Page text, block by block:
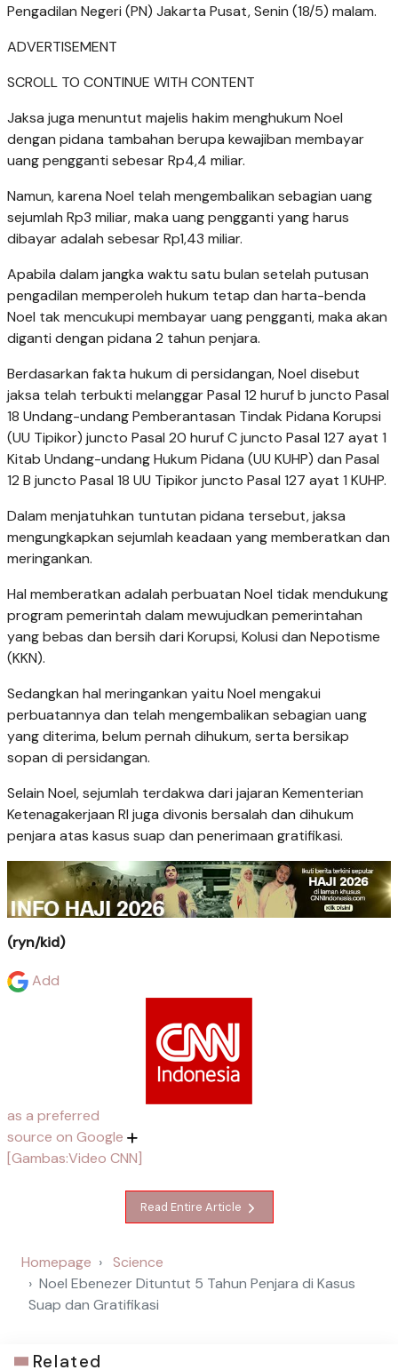
Pengadilan Negeri (PN) Jakarta Pusat, Senin (18/5) malam.
ADVERTISEMENT
SCROLL TO CONTINUE WITH CONTENT
Jaksa juga menuntut majelis hakim menghukum Noel
dengan pidana tambahan berupa kewajiban membayar
uang pengganti sebesar Rp4,4 miliar.
Namun, karena Noel telah mengembalikan sebagian uang
sejumlah Rp3 miliar, maka uang pengganti yang harus
dibayar adalah sebesar Rp1,43 miliar.
Apabila dalam jangka waktu satu bulan setelah putusan
pengadilan memperoleh hukum tetap dan harta-benda
Noel tak mencukupi membayar uang pengganti, maka akan
diganti dengan pidana 2 tahun penjara.
Berdasarkan fakta hukum di persidangan, Noel disebut
jaksa telah terbukti melanggar Pasal 12 huruf b juncto Pasal
18 Undang-undang Pemberantasan Tindak Pidana Korupsi
(UU Tipikor) juncto Pasal 20 huruf C juncto Pasal 127 ayat 1
Kitab Undang-undang Hukum Pidana (UU KUHP) dan Pasal
12 B juncto Pasal 18 UU Tipikor juncto Pasal 127 ayat 1 KUHP.
Dalam menjatuhkan tuntutan pidana tersebut, jaksa
mengungkapkan sejumlah keadaan yang memberatkan dan
meringankan.
Hal memberatkan adalah perbuatan Noel tidak mendukung
program pemerintah dalam mewujudkan pemerintahan
yang bebas dan bersih dari Korupsi, Kolusi dan Nepotisme
(KKN).
Sedangkan hal meringankan yaitu Noel mengakui
perbuatannya dan telah mengembalikan sebagian uang
yang diterima, belum pernah dihukum, serta bersikap
sopan di persidangan.
Selain Noel, sejumlah terdakwa dari jajaran Kementerian
Ketenagakerjaan RI juga divonis bersalah dan dihukum
penjara atas kasus suap dan penerimaan gratifikasi.
(ryn/kid)
Add
as a preferred
source on Google
[Gambas:Video CNN]
Read Entire Article
Homepage
Science
Noel Ebenezer Dituntut 5 Tahun Penjara di Kasus
Suap dan Gratifikasi
Related